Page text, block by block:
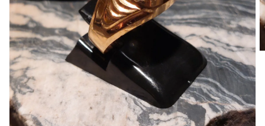
Open
media
in
view